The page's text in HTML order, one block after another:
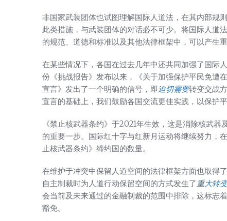
非国家武装团体也试图理解国际人道法，在其内部规
此类措施，与武装团体的对话必不可少。将国际人道
的规范、道德和标准以及其他法律框架中，可以产生重
在某些情况下，各国在过去几年中还共同加强了国际
份《挑战报告》发布以来，《关于加强保护平民免遭
宣言》发出了一个明确的信号，即迫切需要转变交战
宣言的基础上，我们鼓励各国交流更佳实践，以保护
《禁止核武器条约》于2021年生效，这是消除核武器
的重要一步。国际红十字与红新月运动将继续努力，
止核武器条约》缔约国的数量。
在维护于冲突中保留人道空间的法律框架方面也取得
自主制裁时为人道行动保留空间的方式发生了 重大转变
会当前及未来通过的金融制裁的范围中排除，这标志
豁免。